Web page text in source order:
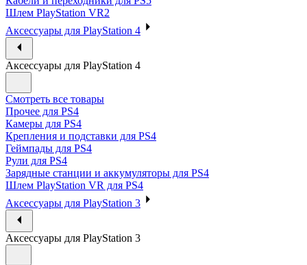
Шлем PlayStation VR2
Аксессуары для PlayStation 4
Аксессуары для PlayStation 4
Смотреть все товары
Прочее для PS4
Камеры для PS4
Крепления и подставки для PS4
Геймпады для PS4
Рули для PS4
Зарядные станции и аккумуляторы для PS4
Шлем PlayStation VR для PS4
Аксессуары для PlayStation 3
Аксессуары для PlayStation 3